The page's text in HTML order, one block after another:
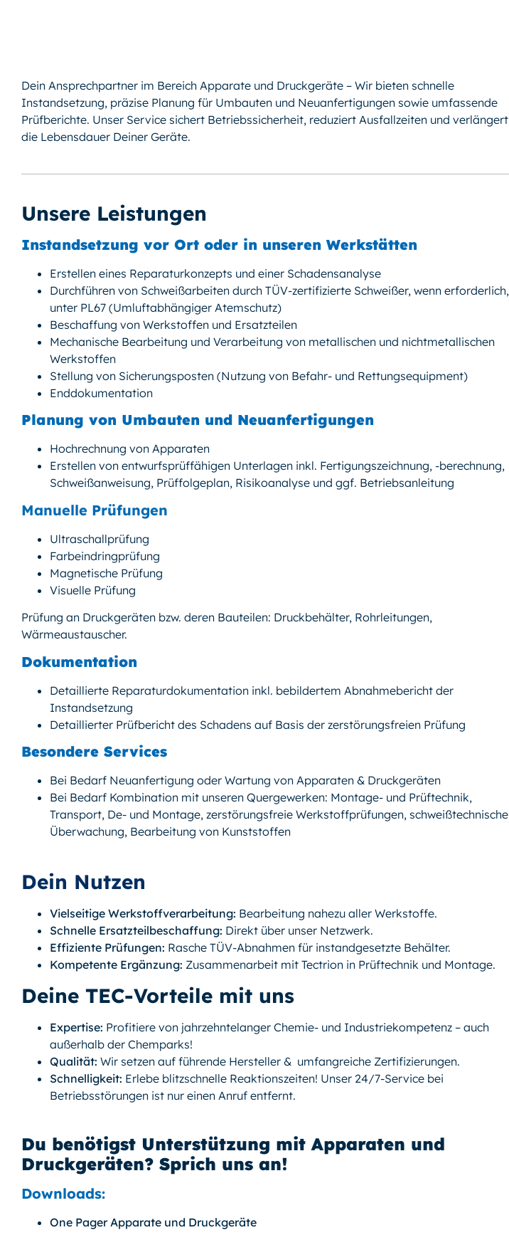
Dein Ansprechpartner im Bereich Apparate und Druckgeräte – Wir bieten schnelle
Instandsetzung, präzise Planung für Umbauten und Neuanfertigungen sowie umfassende
Prüfberichte. Unser Service sichert Betriebssicherheit, reduziert Ausfallzeiten und verlängert
die Lebensdauer Deiner Geräte.
Unsere Leistungen
Instandsetzung vor Ort oder in unseren Werkstätten
Erstellen eines Reparaturkonzepts und einer Schadensanalyse
Durchführen von Schweißarbeiten durch TÜV-zertifizierte Schweißer, wenn erforderlich,
unter PL67 (Umluftabhängiger Atemschutz)
Beschaffung von Werkstoffen und Ersatzteilen
Mechanische Bearbeitung und Verarbeitung von metallischen und nichtmetallischen
Werkstoffen
Stellung von Sicherungsposten (Nutzung von Befahr- und Rettungsequipment)
Enddokumentation
Planung von Umbauten und Neuanfertigungen
Hochrechnung von Apparaten
Erstellen von entwurfsprüffähigen Unterlagen inkl. Fertigungszeichnung, -berechnung,
Schweißanweisung, Prüffolgeplan, Risikoanalyse und ggf. Betriebsanleitung
Manuelle Prüfungen
Ultraschallprüfung
Farbeindringprüfung
Magnetische Prüfung
Visuelle Prüfung
Prüfung an Druckgeräten bzw. deren Bauteilen: Druckbehälter, Rohrleitungen,
Wärmeaustauscher.
Dokumentation
Detaillierte Reparaturdokumentation inkl. bebildertem Abnahmebericht der
Instandsetzung
Detaillierter Prüfbericht des Schadens auf Basis der zerstörungsfreien Prüfung
Besondere Services
Bei Bedarf Neuanfertigung oder Wartung von Apparaten & Druckgeräten
Bei Bedarf Kombination mit unseren Quergewerken: Montage- und Prüftechnik,
Transport, De- und Montage, zerstörungsfreie Werkstoffprüfungen, schweißtechnische
Überwachung, Bearbeitung von Kunststoffen
Dein Nutzen
Vielseitige Werkstoffverarbeitung: Bearbeitung nahezu aller Werkstoffe.
Schnelle Ersatzteilbeschaffung: Direkt über unser Netzwerk.
Effiziente Prüfungen: Rasche TÜV-Abnahmen für instandgesetzte Behälter.
Kompetente Ergänzung: Zusammenarbeit mit Tectrion in Prüftechnik und Montage.
Deine TEC-Vorteile mit uns
Expertise: Profitiere von jahrzehntelanger Chemie- und Industriekompetenz – auch
außerhalb der Chemparks!
Qualität: Wir setzen auf führende Hersteller & umfangreiche Zertifizierungen.
Schnelligkeit: Erlebe blitzschnelle Reaktionszeiten! Unser 24/7-Service bei
Betriebsstörungen ist nur einen Anruf entfernt.
Du benötigst Unterstützung mit Apparaten und
Druckgeräten? Sprich uns an!
Downloads:
One Pager Apparate und Druckgeräte